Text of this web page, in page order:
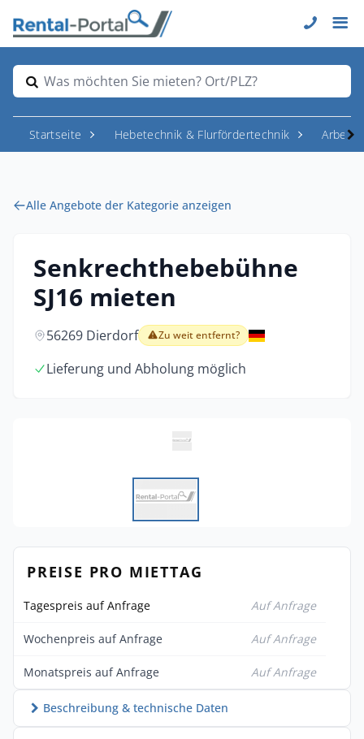
Was möchten Sie mieten? Ort/PLZ?
Startseite Hebetechnik & Flurfördertechnik
Alle Angebote der Kategorie anzeigen
Senkrechthebebühne
SJ16 mieten
56269 Dierdorf Zu weit entfernt?
Lieferung und Abholung möglich
PREISE PRO MIETTAG
Tagespreis auf Anfrage Auf Anfrage
Wochenpreis auf Anfrage Auf Anfrage
Monatspreis auf Anfrage Auf Anfrage
Beschreibung & technische Daten